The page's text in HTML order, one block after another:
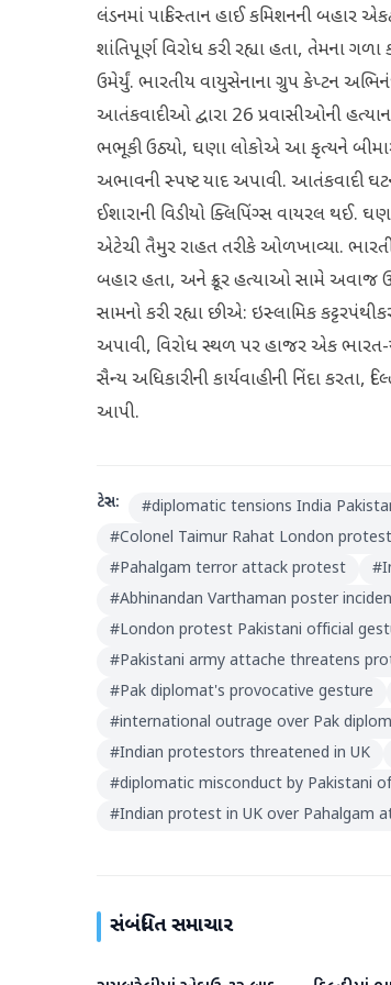
લંડનમાં પાકિસ્તાન હાઈ કમિશનની બહાર
શાંતિપૂર્ણ વિરોધ કરી રહ્યા હતા, તેમના
ઉમેર્યું. ભારતીય વાયુસેનાના ગ્રુપ કેપ્ટન
આતંકવાદીઓ દ્વારા 26 પ્રવાસીઓની
ભભૂકી ઉઠ્યો, ઘણા લોકોએ આ કૃત્યને
અભાવની સ્પષ્ટ યાદ અપાવી. આતંકવાદી
ઈશારાની વિડીયો ક્લિપિંગ્સ વાયરલ થઈ.
એટેચી તૈમુર રાહત તરીકે ઓળખાવ્યા.
બહાર હતા, અને ક્રૂર હત્યાઓ સામે
સામનો કરી રહ્યા છીએ: ઇસ્લામિક
અપાવી, વિરોધ સ્થળ પર હાજર એક ભારત-
સૈન્ય અધિકારીની કાર્યવાહીની નિંદા
આપી.
ટેગ્સ: #diplomatic tensions India
#Colonel Taimur Rahat London protest
#Pahalgam terror attack protest #
#Abhinandan Varthaman poster
#London protest Pakistani official
#Pakistani army attache threatens
#Pak diplomat's provocative gesture
#international outrage over Pak
#Indian protestors threatened in UK
#diplomatic misconduct by Pakistani
#Indian protest in UK over Pahalgam
સંબંધિત સમાચાર